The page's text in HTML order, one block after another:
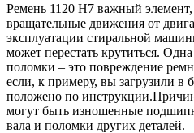
Ремень 1120 Н7 важный элемент,
вращательные движения от
эксплуатации стиральной
может перестать крутиться.
поломки – это повреждение
если, к примеру, вы загрузили в
положено по
могут быть изношенные
вала и поломки других деталей.